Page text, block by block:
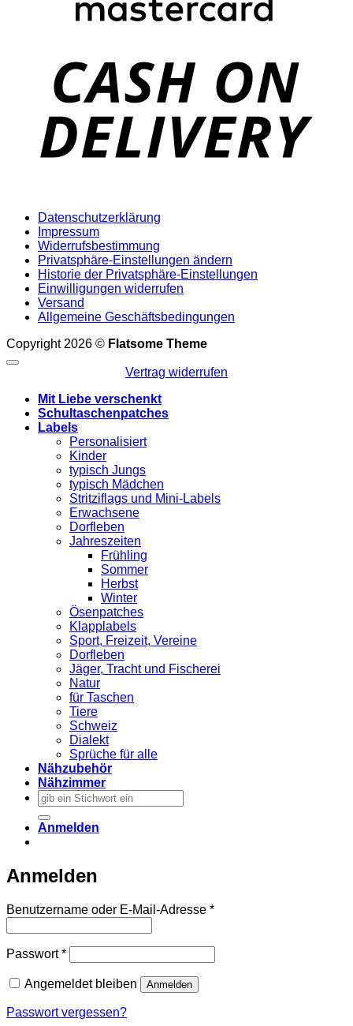
Datenschutzerklärung
Impressum
Widerrufsbestimmung
Privatsphäre-Einstellungen ändern
Historie der Privatsphäre-Einstellungen
Einwilligungen widerrufen
Versand
Allgemeine Geschäftsbedingungen
Copyright 2026 © Flatsome Theme
Vertrag widerrufen
Mit Liebe verschenkt
Schultaschenpatches
Labels
Personalisiert
Kinder
typisch Jungs
typisch Mädchen
Stritziflags und Mini-Labels
Erwachsene
Dorfleben
Jahreszeiten
Frühling
Sommer
Herbst
Winter
Ösenpatches
Klapplabels
Sport, Freizeit, Vereine
Dorfleben
Jäger, Tracht und Fischerei
Natur
für Taschen
Tiere
Schweiz
Dialekt
Sprüche für alle
Nähzubehör
Nähzimmer
Suchen
nach:
Anmelden
Anmelden
Benutzername oder E-Mail-Adresse *Erforderlich
Passwort*Erforderlich
Angemeldet bleiben Anmelden
Passwort vergessen?